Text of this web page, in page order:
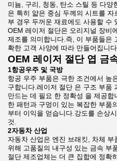
미늄, 구리, 청동, 탄소 스틸 등 다양
은 특히 얇은 중심 두께의 시트를
부 경우 두꺼운 재료에도 사용할 수
OEM 레이저 절단은 오리지널 장비
제조를 의미합니다.즉, 이 부품들은
확한 고객 사양에 따라 만들어집니다..
OEM 레이저 절단 엽 금
1항공우주 및 국방
항공 우주 부품은 극한 조건에서 높
구합니다.레이저 절단 은 구조 부품
만드는 데 필요 한 정확성 을 제공
한 패턴과 구멍이 있는 복잡한 부품
부터 이익을 얻습니다.강도를 손상
것.
2자동차 산업
자동차 산업은 엔진 브래킷, 차체
위해 고품질의 내구성 있는 금속 부
절단 제조업체는 더 큰 집합에 정확